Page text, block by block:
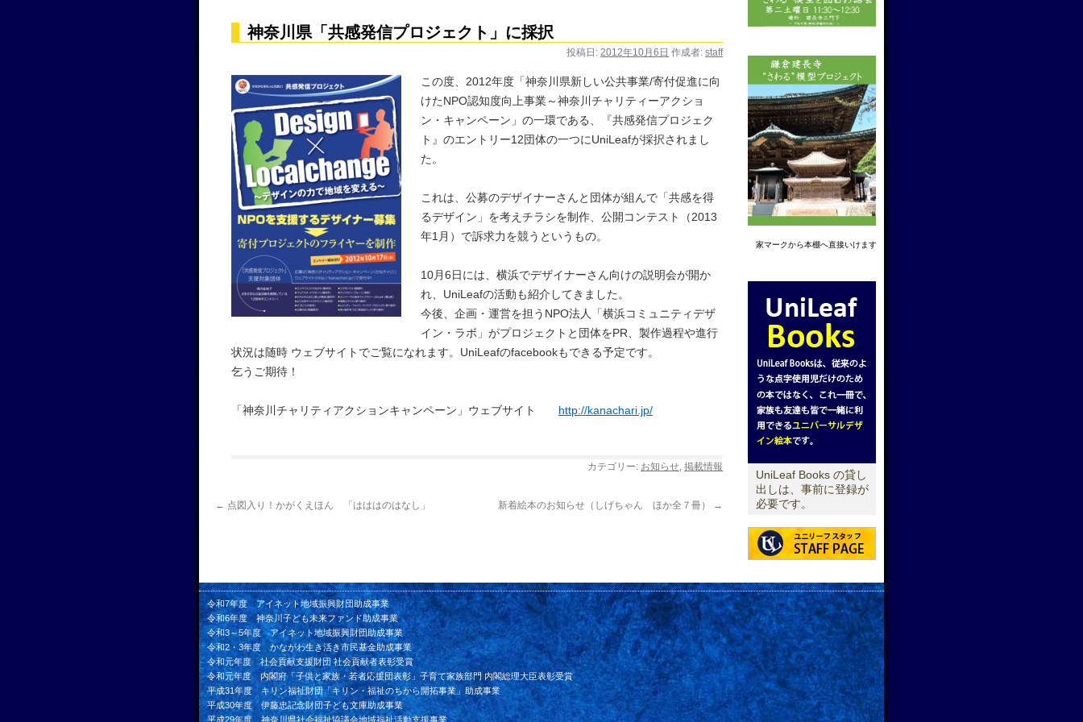
神奈川県「共感発信プロジェクト」に採択
投稿日: 2012年10月6日 作成者: staff
この度、2012年度「神奈川県新しい公共事業/寄付促進に向
けたNPO認知度向上事業～神奈川チャリティーアクショ
ン・キャンペーン」の一環である、『共感発信プロジェク
ト』のエントリー12団体の一つにUniLeafが採択されまし
た。
これは、公募のデザイナーさんと団体が組んで「共感を得
るデザイン」を考えチラシを制作、公開コンテスト（2013
年1月）で訴求力を競うというもの。
10月6日には、横浜でデザイナーさん向けの説明会が開か
れ、UniLeafの活動も紹介してきました。
今後、企画・運営を担うNPO法人「横浜コミュニティデザ
イン・ラボ」がプロジェクトと団体をPR、製作過程や進行
状況は随時 ウェブサイトでご覧になれます。UniLeafのfacebookもできる予定です。
乞うご期待！
「神奈川チャリティアクションキャンペーン」ウェブサイト http://kanachari.jp/
カテゴリー: お知らせ, 掲載情報
← 点図入り！かがくえほん 「はははのはなし」 新着絵本のお知らせ（しげちゃん ほか全７冊） →
家マークから本棚へ直接いけます
UniLeaf Books の貸し
出しは、事前に登録が
必要です。
令和7年度 アイネット地域振興財団助成事業
令和6年度 神奈川子ども未来ファンド助成事業
令和3～5年度 アイネット地域振興財団助成事業
令和2・3年度 かながわ生き活き市民基金助成事業
令和元年度 社会貢献支援財団 社会貢献者表彰受賞
令和元年度 内閣府「子供と家族・若者応援団表彰」子育て家族部門 内閣総理大臣表彰受賞
平成31年度 キリン福祉財団「キリン・福祉のちから開拓事業」助成事業
平成30年度 伊藤忠記念財団子ども文庫助成事業
平成29年度 神奈川県社会福祉協議会地域福祉活動支援事業